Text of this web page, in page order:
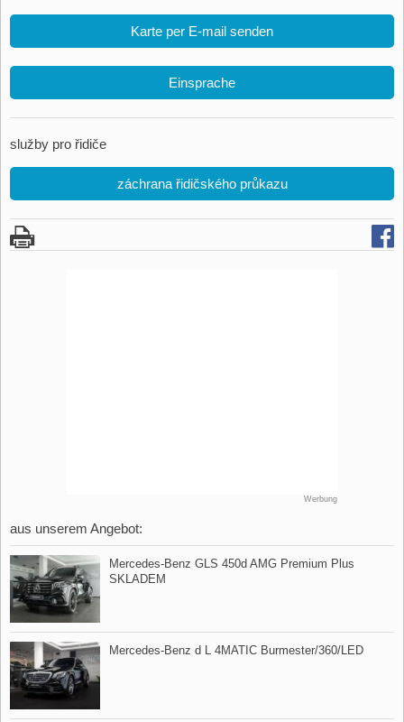
Karte per E-mail senden
Einsprache
služby pro řidiče
záchrana řidičského průkazu
Werbung
aus unserem Angebot:
Mercedes​-Benz GLS 450d AMG Premium Plus
SKLADEM
Mercedes​-Benz d L 4MATIC Burmester/360/LED